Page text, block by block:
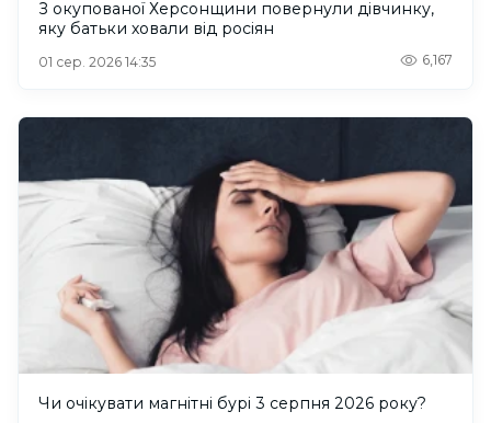
З окупованої Херсонщини повернули дівчинку,
яку батьки ховали від росіян
01 сер. 2026 14:35 6,167
Чи очікувати магнітні бурі 3 серпня 2026 року?